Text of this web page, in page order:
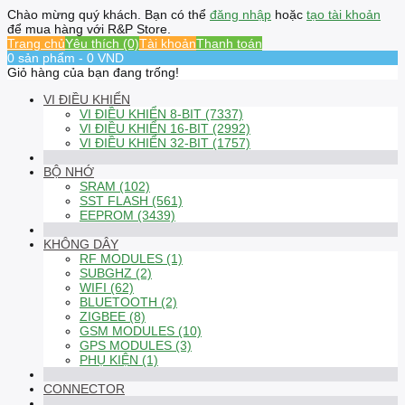
Chào mừng quý khách. Bạn có thể đăng nhập hoặc tạo tài khoản
để mua hàng với R&P Store.
Trang chủYêu thích (0)Tài khoảnThanh toán
0 sản phẩm - 0 VND
Giỏ hàng của bạn đang trống!
VI ĐIỀU KHIỂN
VI ĐIỀU KHIỂN 8-BIT (7337)
VI ĐIỀU KHIỂN 16-BIT (2992)
VI ĐIỀU KHIỂN 32-BIT (1757)
BỘ NHỚ
SRAM (102)
SST FLASH (561)
EEPROM (3439)
KHÔNG DÂY
RF MODULES (1)
SUBGHZ (2)
WIFI (62)
BLUETOOTH (2)
ZIGBEE (8)
GSM MODULES (10)
GPS MODULES (3)
PHỤ KIỆN (1)
CONNECTOR